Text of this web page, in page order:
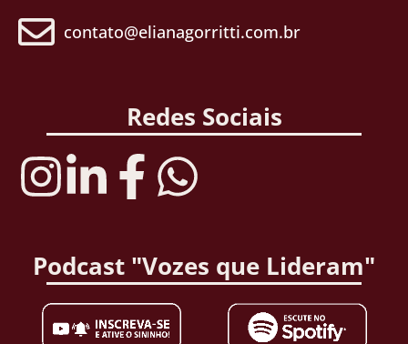
contato@elianagorritti.com.br
Redes Sociais
Podcast "Vozes que Lideram"